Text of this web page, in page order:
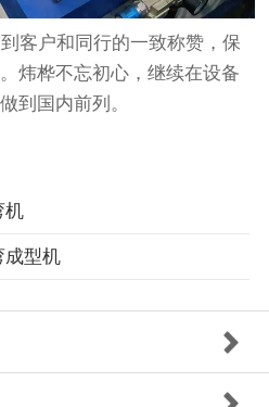
户和同行的一致称赞，保
炜桦不忘初心，继续在设备
到国内前列。
机
成型机